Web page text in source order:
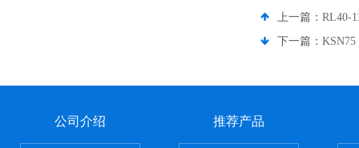
上一篇： RL40-
下一篇： KSN75
公司介绍 推荐产品